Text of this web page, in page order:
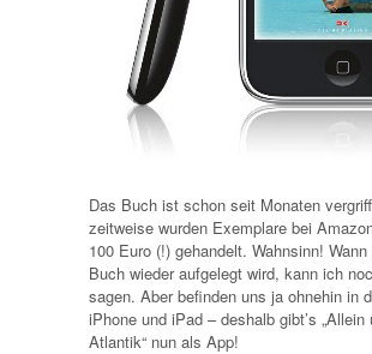
Das Buch ist schon seit Monaten
zeitweise wurden Exemplare bei
100 Euro (!) gehandelt. Wahnsinn!
Buch wieder aufgelegt wird, kann ich
sagen. Aber befinden uns ja ohnehin in
iPhone und iPad – deshalb gibt’s „Allein
Atlantik“ nun als App!